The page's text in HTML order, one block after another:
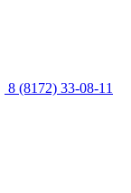
8 (8172) 33-08-11